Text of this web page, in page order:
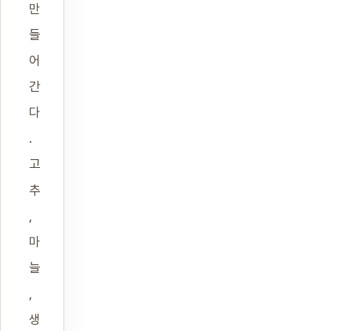
만
들
어
간
다
.
고
추
,
마
늘
,
생